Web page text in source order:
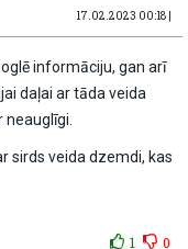
17.02.2023 00:18 |
informāciju, gan arī
daļai ar tāda veida
neauglīgi.
sirds veida dzemdi, kas
1 0